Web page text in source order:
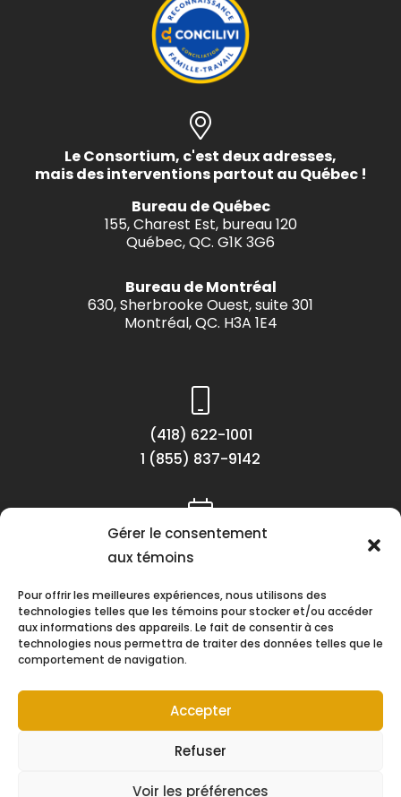
Gérer le consentement
aux témoins
Pour offrir les meilleures expériences, nous utilisons des
technologies telles que les témoins pour stocker et/ou accéder
aux informations des appareils. Le fait de consentir à ces
technologies nous permettra de traiter des données telles que le
comportement de navigation.
Accepter
Refuser
Voir les préférences
Le Consortium, c'est deux adresses,
mais des interventions partout au Québec !
Bureau de Québec
155, Charest Est, bureau 120
Québec, QC. G1K 3G6
Bureau de Montréal
630, Sherbrooke Ouest, suite 301
Montréal, QC. H3A 1E4
(418) 622-1001
1 (855) 837-9142
Lundi au vendredi
Suivez-nous !